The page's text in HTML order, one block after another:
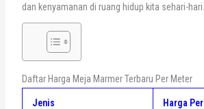
dan kenyamanan di ruang hidup kita sehari-hari.
Daftar Harga Meja Marmer Terbaru Per Meter
Jenis Harga Per